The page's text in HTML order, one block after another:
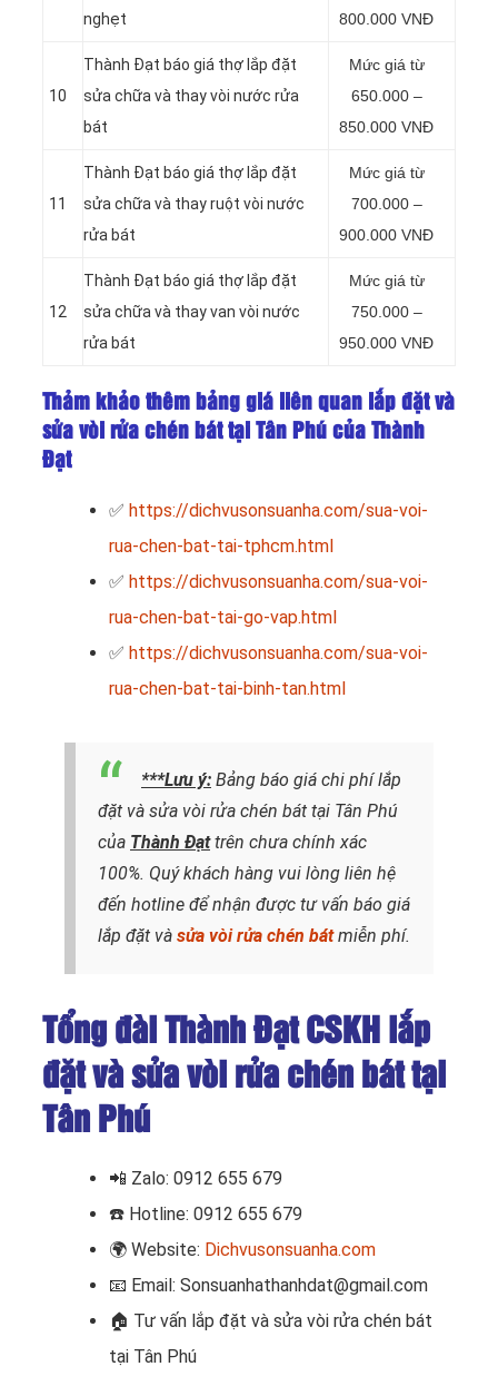
nghẹt
800.000 VNĐ
10
Thành Đạt báo giá thợ lắp đặt
sửa chữa và thay vòi nước rửa
bát
Mức giá từ
650.000 –
850.000 VNĐ
11
Thành Đạt báo giá thợ lắp đặt
sửa chữa và thay ruột vòi nước
rửa bát
Mức giá từ
700.000 –
900.000 VNĐ
12
Thành Đạt báo giá thợ lắp đặt
sửa chữa và thay van vòi nước
rửa bát
Mức giá từ
750.000 –
950.000 VNĐ
Thảm khảo thêm bảng giá liên quan lắp đặt và
sửa vòi rửa chén bát tại Tân Phú của Thành
Đạt
✅ https://dichvusonsuanha.com/sua-voi-
rua-chen-bat-tai-tphcm.html
✅ https://dichvusonsuanha.com/sua-voi-
rua-chen-bat-tai-go-vap.html
✅ https://dichvusonsuanha.com/sua-voi-
rua-chen-bat-tai-binh-tan.html
***Lưu ý: Bảng báo giá chi phí lắp
đặt và sửa vòi rửa chén bát tại Tân Phú
của Thành Đạttrên chưa chính xác
100%. Quý khách hàng vui lòng liên hệ
đến hotline để nhận được tư vấn báo giá
lắp đặt và sửa vòi rửa chén bátmiễn phí.
Tổng đài Thành Đạt CSKH lắp
đặt và sửa vòi rửa chén bát tại
Tân Phú
📲 Zalo: 0912 655 679
☎️ Hotline: 0912 655 679
🌍 Website: Dichvusonsuanha.com
📧 Email: Sonsuanhathanhdat@gmail.com
🏠 Tư vấn lắp đặt và sửa vòi rửa chén bát
tại Tân Phú